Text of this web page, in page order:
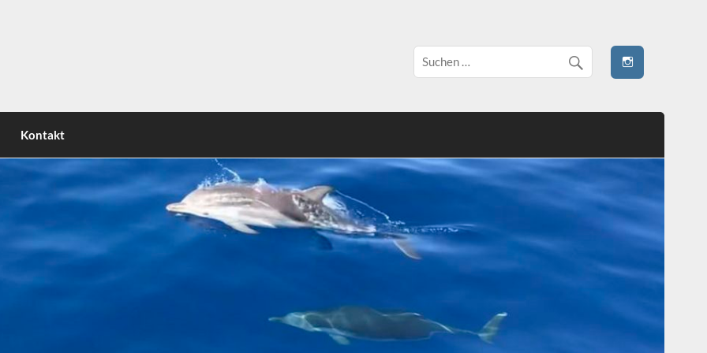
| Circumnavigating the italian peninsula | Attorno allo stivale
Kontakt